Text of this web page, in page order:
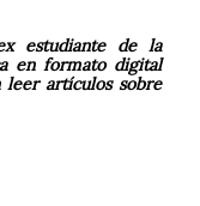
estudiante de la
en formato digital
artículos sobre